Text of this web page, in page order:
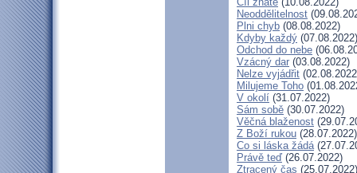
Neoddělitelnost
Plni chyb (08.08.2022)
Kdyby každý (07.08.2022)
Odchod do nebe
Vzácný dar (03.08.2022)
Nelze vyjádřit
Milujeme Toho
V okolí (31.07.2022)
Sám sobě (30.07.2022)
Věčná blaženost
Z Boží rukou (28.07.2022)
Co si láska žádá
Právě teď (26.07.2022)
Ztracený čas (25.07.2022)